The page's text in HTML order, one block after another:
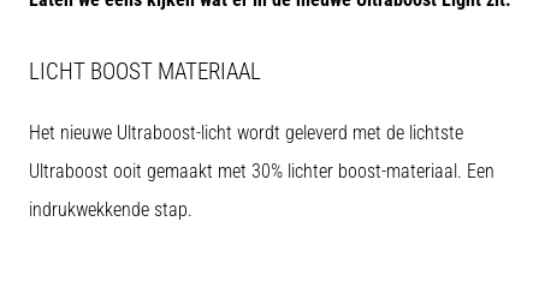
Fasciitis:
Oorzaken
Behandeling
Ervaar
een
LICHT BOOST MATERIAAL
Het nieuwe Ultraboost-licht wordt geleverd met de lichtste
Ultraboost ooit gemaakt met 30% lichter boost-materiaal. Een
indrukwekkende stap.